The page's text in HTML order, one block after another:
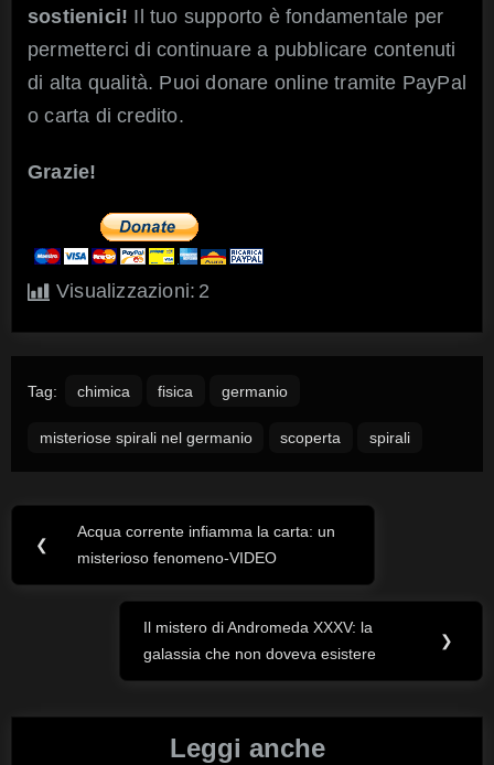
sostienici! Il tuo supporto è fondamentale per
permetterci di continuare a pubblicare contenuti
di alta qualità. Puoi donare online tramite PayPal
o carta di credito.
Grazie!
Visualizzazioni: 2
Tag: chimica fisica germanio
misteriose spirali nel germanio scoperta spirali
Navigazione
articoli
❮
Previous
Post:
Acqua corrente infiamma la carta: un
misterioso fenomeno-VIDEO
Next
Post:
Il mistero di Andromeda XXXV: la
galassia che non doveva esistere
❯
Leggi anche